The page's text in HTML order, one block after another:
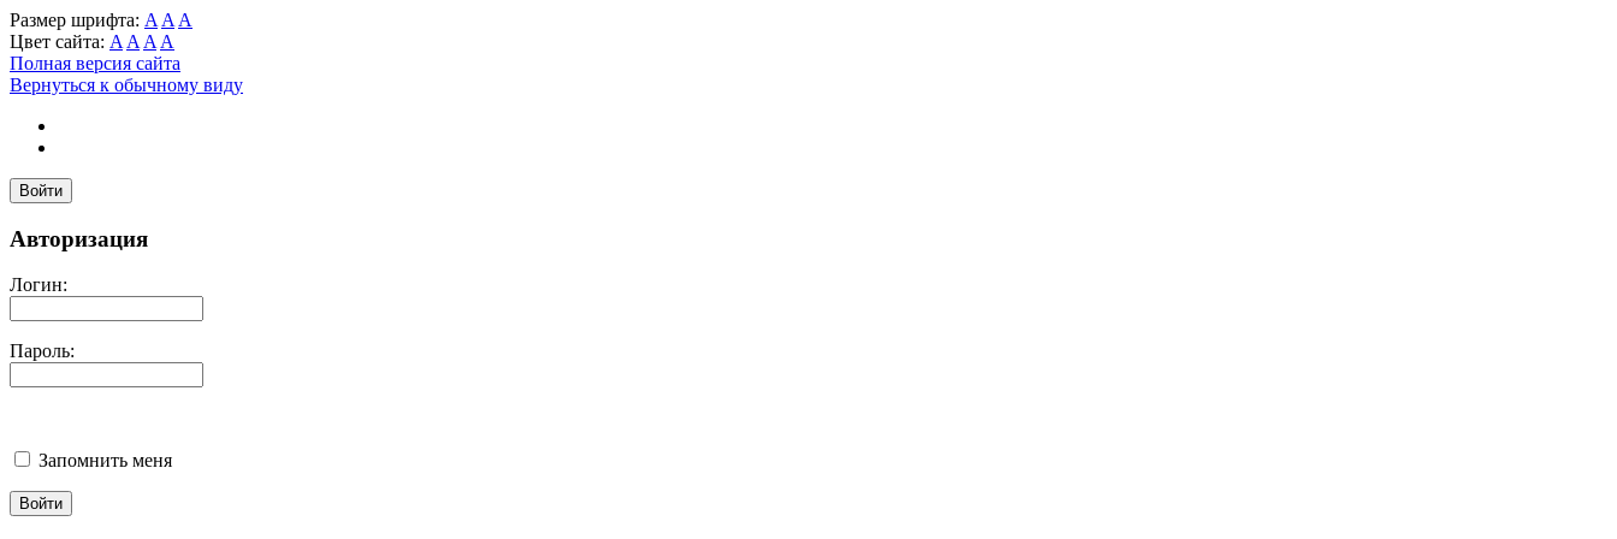
Размер шрифта: A A A
Цвет сайта: A A A A
Полная версия сайта
Вернуться к обычному виду
Войти
Авторизация
Логин:
Пароль:
Запомнить меня